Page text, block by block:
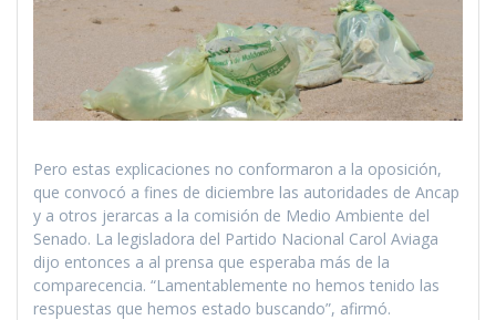
Pero estas explicaciones no conformaron a la oposición,
que convocó a fines de diciembre las autoridades de Ancap
y a otros jerarcas a la comisión de Medio Ambiente del
Senado. La legisladora del Partido Nacional Carol Aviaga
dijo entonces a al prensa que esperaba más de la
comparecencia. “Lamentablemente no hemos tenido las
respuestas que hemos estado buscando”, afirmó.